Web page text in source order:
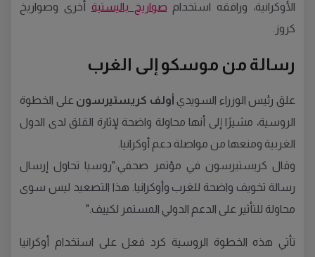
الأوكرانية، ورافقه استخدام صواريخ باليستية أخرى وصواريخ
كروز.
رسالة من موسكو إلى الغرب
علق رئيس الوزراء السويدي أولف كريستيرسون على الخطوة
الروسية، مشيرًا إلى أنها محاولة واضحة لإثارة القلق لدى الدول
الغربية ومنعها من مواصلة دعم أوكرانيا.
وقال كريستيرسون في مؤتمر صحفي:"روسيا تحاول إرسال
رسالة تخويف واضحة للغرب وأوكرانيا. هذا التصعيد ليس سوى
محاولة للتأثير على الدعم الدولي المستمر لكييف."
تأتي هذه الخطوة الروسية كرد فعل على استخدام أوكرانيا